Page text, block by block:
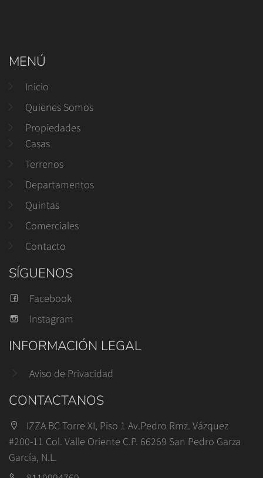
MENÚ
Inicio
Quienes Somos
Propiedades
Casas
Terrenos
Departamentos
Quintas
Comerciales
Contacto
SÍGUENOS
Facebook
Instagram
INFORMACIÓN LEGAL
Aviso de Privacidad
CONTACTANOS
IZZA BC Torre XI, Piso 1 Av.Pedro Rmz. Vázquez
#200-11 Col. Valle Oriente C.P. 66269 San Pedro Garza
García, N.L.